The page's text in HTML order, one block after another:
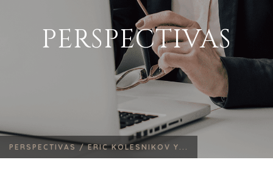
PERSPECTIVAS
PERSPECTIVAS /ERIC KOLESNIKOV Y...